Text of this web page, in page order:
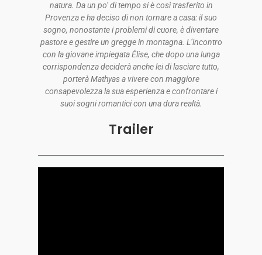
natura. Da un po’ di tempo si è così trasferito in
Provenza e ha deciso di non tornare a casa: il suo
sogno, nonostante i problemi di cuore, è diventare
pastore e gestire un gregge in montagna. L’incontro
con la giovane impiegata Élise, che dopo una lunga
corrispondenza deciderà anche lei di lasciare tutto,
porterà Mathyas a vivere con maggiore
consapevolezza la sua esperienza e confrontare i
suoi sogni romantici con una dura realtà.
Trailer